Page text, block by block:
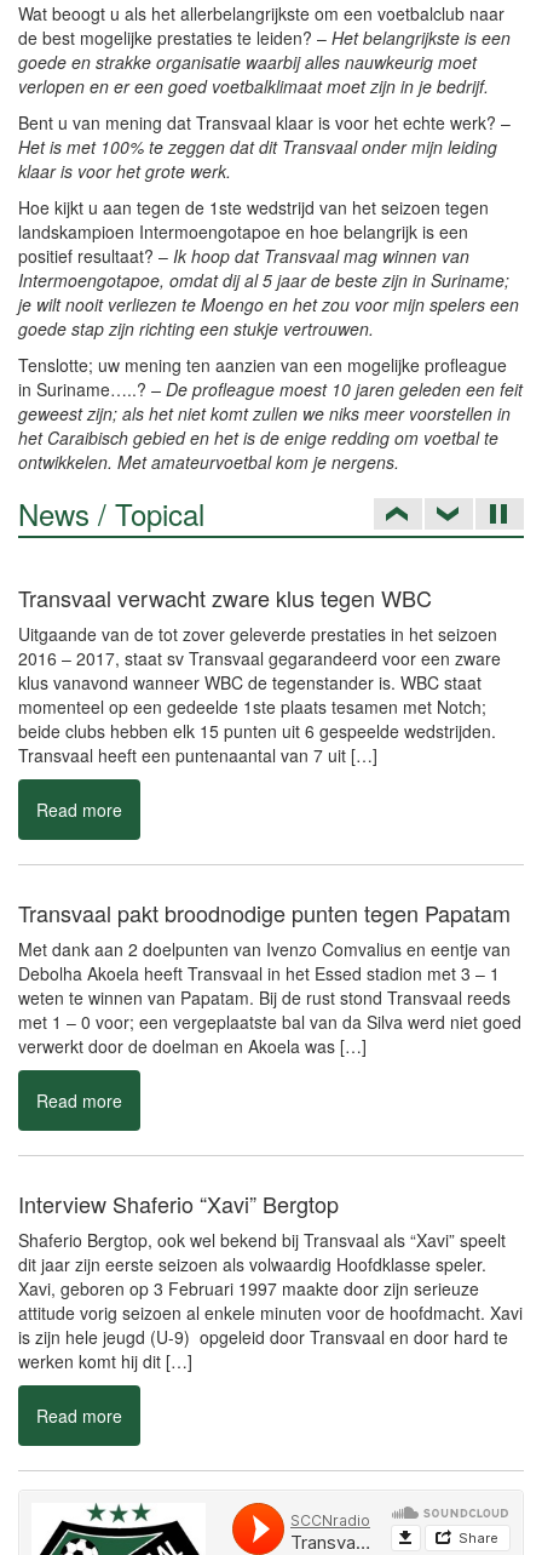
Wat beoogt u als het allerbelangrijkste om een voetbalclub naar
de best mogelijke prestaties te leiden? – Het belangrijkste is een
goede en strakke organisatie waarbij alles nauwkeurig moet
verlopen en er een goed voetbalklimaat moet zijn in je bedrijf.
Bent u van mening dat Transvaal klaar is voor het echte werk? –
Het is met 100% te zeggen dat dit Transvaal onder mijn leiding
klaar is voor het grote werk.
Hoe kijkt u aan tegen de 1ste wedstrijd van het seizoen tegen
landskampioen Intermoengotapoe en hoe belangrijk is een
positief resultaat? – Ik hoop dat Transvaal mag winnen van
Intermoengotapoe, omdat dij al 5 jaar de beste zijn in Suriname;
je wilt nooit verliezen te Moengo en het zou voor mijn spelers een
goede stap zijn richting een stukje vertrouwen.
Tenslotte; uw mening ten aanzien van een mogelijke profleague
in Suriname…..? – De profleague moest 10 jaren geleden een feit
geweest zijn; als het niet komt zullen we niks meer voorstellen in
het Caraibisch gebied en het is de enige redding om voetbal te
ontwikkelen. Met amateurvoetbal kom je nergens.
News / Topical
Transvaal verwacht zware klus tegen WBC
Uitgaande van de tot zover geleverde prestaties in het seizoen
2016 – 2017, staat sv Transvaal gegarandeerd voor een zware
klus vanavond wanneer WBC de tegenstander is. WBC staat
momenteel op een gedeelde 1ste plaats tesamen met Notch;
beide clubs hebben elk 15 punten uit 6 gespeelde wedstrijden.
Transvaal heeft een puntenaantal van 7 uit […]
Read more
Transvaal pakt broodnodige punten tegen Papatam
Met dank aan 2 doelpunten van Ivenzo Comvalius en eentje van
Debolha Akoela heeft Transvaal in het Essed stadion met 3 – 1
weten te winnen van Papatam. Bij de rust stond Transvaal reeds
met 1 – 0 voor; een vergeplaatste bal van da Silva werd niet goed
verwerkt door de doelman en Akoela was […]
Read more
Interview Shaferio “Xavi” Bergtop
Shaferio Bergtop, ook wel bekend bij Transvaal als “Xavi” speelt
dit jaar zijn eerste seizoen als volwaardig Hoofdklasse speler.
Xavi, geboren op 3 Februari 1997 maakte door zijn serieuze
attitude vorig seizoen al enkele minuten voor de hoofdmacht. Xavi
is zijn hele jeugd (U-9) opgeleid door Transvaal en door hard te
werken komt hij dit […]
Read more
Transvaal deze week niet in actie